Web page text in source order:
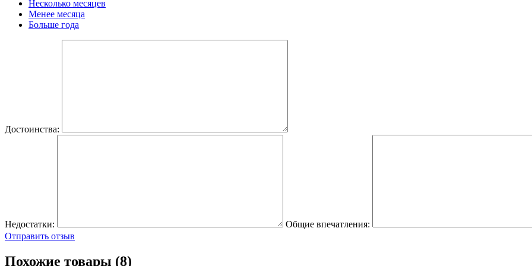
Несколько месяцев
Менее месяца
Больше года
Достоинства:
Недостатки: Общие впечатления:
Отправить отзыв
Похожие товары (8)